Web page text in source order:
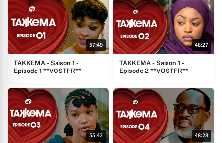
57:49
TAKKEMA - Saison 1 -
Episode 1 **VOSTFR**
48:27
TAKKEMA - Saison 1 -
Episode 2 **VOSTFR**
55:42 48:28